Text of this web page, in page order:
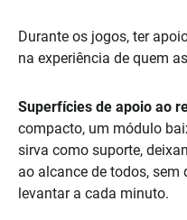
Durante os jogos, ter
na experiência de quem
Superfícies de apoio ao
compacto, um módulo
sirva como suporte,
ao alcance de todos, sem
levantar a cada minuto.